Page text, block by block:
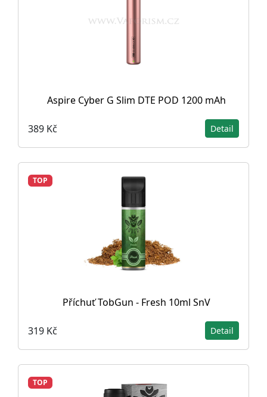
Aspire Cyber G Slim DTE POD 1200 mAh
389 Kč Detail
TOP
Příchuť TobGun - Fresh 10ml SnV
319 Kč Detail
TOP